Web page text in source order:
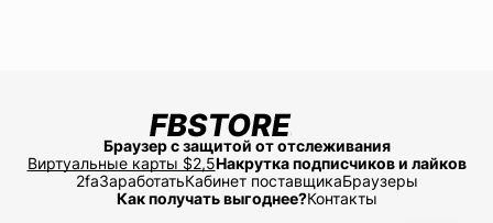
Браузер с защитой от отслеживания
Виртуальные карты $2,5Накрутка подписчиков и лайков
2faЗаработатьКабинет поставщикаБраузеры
Как получать выгоднее?Контакты